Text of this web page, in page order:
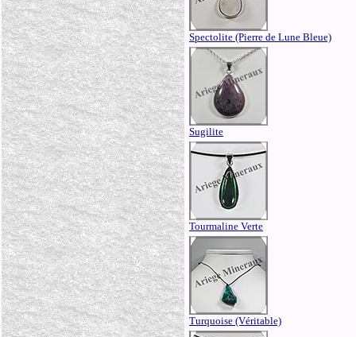
Spectolite (Pierre de Lune Bleue)
Sugilite
Tourmaline Verte
Turquoise (Véritable)